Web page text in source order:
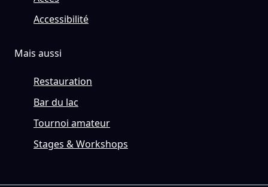
Accessibilité
Mais aussi
Restauration
Bar du lac
Tournoi amateur
Stages & Workshops